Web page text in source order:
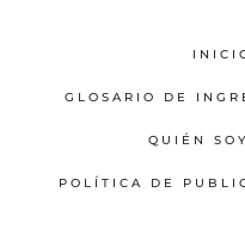
GLOSARIO DE
QUIÉN SOY
POLÍTICA DE